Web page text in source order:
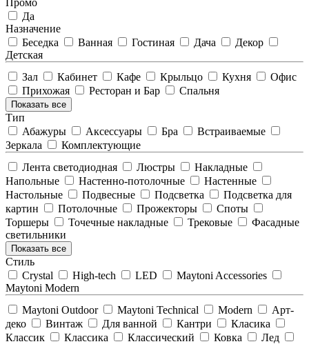
Промо
Да
Назначение
Беседка
Ванная Гостиная Дача
Декор
Детская
Зал
Кабинет Кафе Крыльцо Кухня
Офис
Прихожая
Ресторан и Бар Спальня
Показать все
Тип
Абажуры
Аксессуары Бра
Встраиваемые
Зеркала
Комплектующие
Лента светодиодная
Люстры
Накладные
Напольные
Настенно-потолочные
Настенные
Настольные
Подвесные Подсветка
Подсветка для
картин
Потолочные Прожекторы
Споты
Торшеры
Точечные накладные Трековые
Фасадные
светильники
Показать все
Стиль
Crystal
High-tech LED
Maytoni Accessories
Maytoni Modern
Maytoni Outdoor
Maytoni Technical Modern
Арт-
деко
Винтаж Для ванной Кантри
Класика
Классик
Классика Классический Ковка
Лед